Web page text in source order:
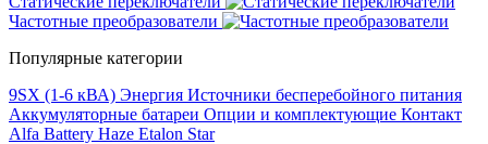
Частотные преобразователи
Популярные категории
9SX (1-6 кВА) Энергия Источники бесперебойного питания
Аккумуляторные батареи Опции и комплектующие Контакт
Alfa Battery Haze Etalon Star